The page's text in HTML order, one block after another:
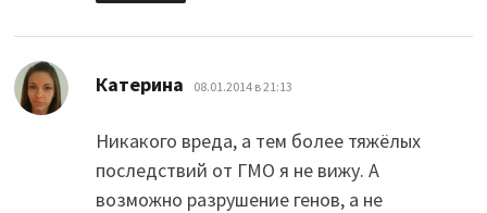
Катерина 08.01.2014 в 21:13
Никакого вреда, а тем более тяжёлых
последствий от ГМО я не вижу. А
возможно разрушение генов, а не